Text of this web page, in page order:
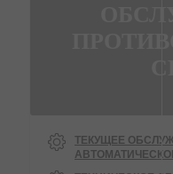
ТЕКУЩЕЕ